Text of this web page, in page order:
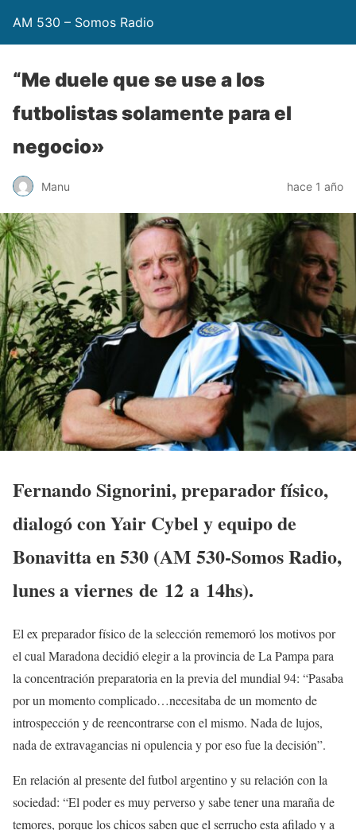
AM 530 – Somos Radio
“Me duele que se use a los
futbolistas solamente para el
negocio»
Manu hace 1 año
Fernando Signorini, preparador físico,
dialogó con Yair Cybel y equipo de
Bonavitta en 530 (AM 530-Somos Radio,
lunes a viernes de 12 a 14hs).
El ex preparador físico de la selección rememoró los motivos por
el cual Maradona decidió elegir a la provincia de La Pampa para
la concentración preparatoria en la previa del mundial 94: “Pasaba
por un momento complicado…necesitaba de un momento de
introspección y de reencontrarse con el mismo. Nada de lujos,
nada de extravagancias ni opulencia y por eso fue la decisión”.
En relación al presente del futbol argentino y su relación con la
sociedad: “El poder es muy perverso y sabe tener una maraña de
temores, porque los chicos saben que el serrucho esta afilado y a